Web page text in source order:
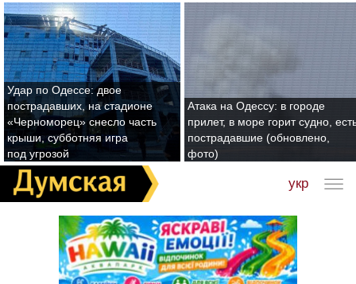
Удар по Одессе: двое
пострадавших, на стадионе
«Черноморец» снесло часть
крыши, субботняя игра
под угрозой
Атака на Одессу: в городе
прилет, в море горит судно,
пострадавшие (обновлено,
фото)
укр